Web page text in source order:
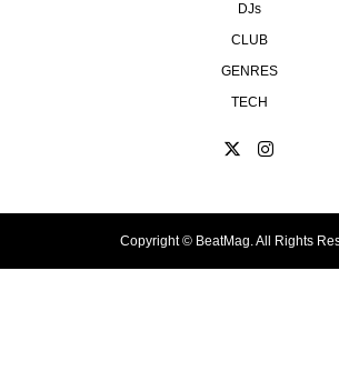
DJs
CLUB
GENRES
TECH
Copyright ©BeatMag. All Rights